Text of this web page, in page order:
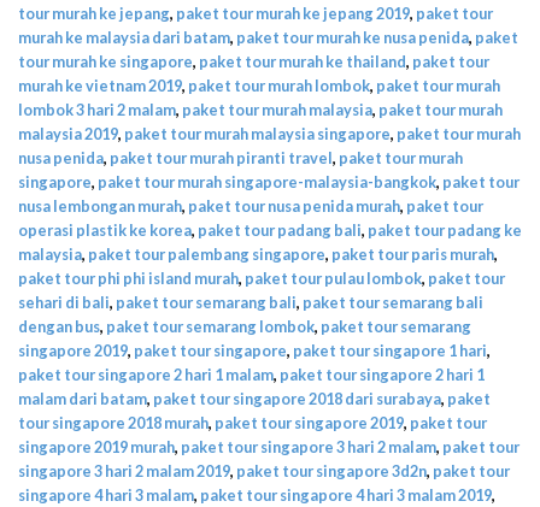
tour murah ke jepang, paket tour murah ke jepang 2019, paket tour
murah ke malaysia dari batam, paket tour murah ke nusa penida, paket
tour murah ke singapore, paket tour murah ke thailand, paket tour
murah ke vietnam 2019, paket tour murah lombok, paket tour murah
lombok 3 hari 2 malam, paket tour murah malaysia, paket tour murah
malaysia 2019, paket tour murah malaysia singapore, paket tour murah
nusa penida, paket tour murah piranti travel, paket tour murah
singapore, paket tour murah singapore-malaysia-bangkok, paket tour
nusa lembongan murah, paket tour nusa penida murah, paket tour
operasi plastik ke korea, paket tour padang bali, paket tour padang ke
malaysia, paket tour palembang singapore, paket tour paris murah,
paket tour phi phi island murah, paket tour pulau lombok, paket tour
sehari di bali, paket tour semarang bali, paket tour semarang bali
dengan bus, paket tour semarang lombok, paket tour semarang
singapore 2019, paket tour singapore, paket tour singapore 1 hari,
paket tour singapore 2 hari 1 malam, paket tour singapore 2 hari 1
malam dari batam, paket tour singapore 2018 dari surabaya, paket
tour singapore 2018 murah, paket tour singapore 2019, paket tour
singapore 2019 murah, paket tour singapore 3 hari 2 malam, paket tour
singapore 3 hari 2 malam 2019, paket tour singapore 3d2n, paket tour
singapore 4 hari 3 malam, paket tour singapore 4 hari 3 malam 2019,